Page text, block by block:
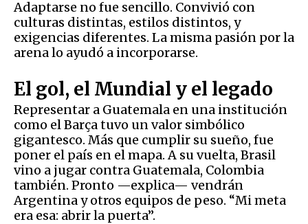
Adaptarse no fue sencillo. Convivió con
culturas distintas, estilos distintos, y
exigencias diferentes. La misma pasión por la
arena lo ayudó a incorporarse.
El gol, el Mundial y el legado
Representar a Guatemala en una institución
como el Barça tuvo un valor simbólico
gigantesco. Más que cumplir su sueño, fue
poner el país en el mapa. A su vuelta, Brasil
vino a jugar contra Guatemala, Colombia
también. Pronto —explica— vendrán
Argentina y otros equipos de peso. “Mi meta
era esa: abrir la puerta”.